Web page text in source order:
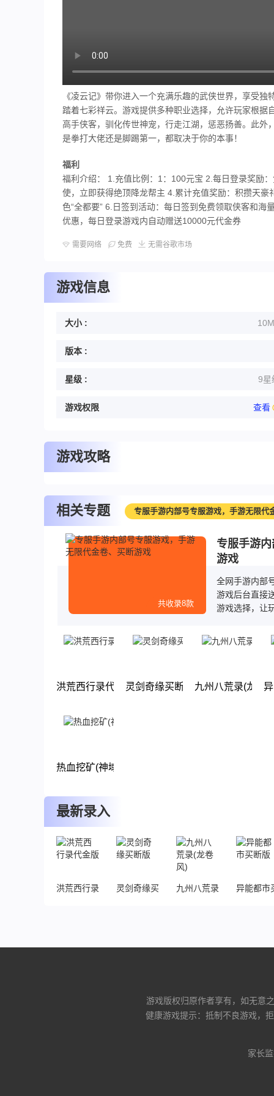
《凌云记》带你进入一个充满乐趣的武侠世界，享受
踏着七彩祥云。游戏提供多种职业选择，允许玩家根
高手侠客，驯化传世神宠，行走江湖，惩恶扬善。此
是拳打大佬还是脚踢第一，都取决于你的本事！
福利
福利介绍： 1.充值比例：1：100元宝 2.每日登录奖励
使，立即获得绝顶降龙帮主 4.累计充值奖励：积攒天
色“全都要” 6.日签到活动：每日签到免费领取侠客和
优惠，每日登录游戏内自动赠送10000元代金券
需要网络 免费 无需谷歌市场
游戏信息
大小 :
版本 :
星级 : 9星
游戏权限 查看
游戏攻略
相关专题 专服手游内部号专服游戏，手游无限代
共收录8款
专服手游
游戏
全网手游内部
游戏后台直接
游戏选择，让
洪荒西行录代金版
下载
灵剑奇缘买断版 九州八荒录(龙卷
热血挖矿(神域苍穹)
最新录入
洪荒西行录代金版灵剑奇缘买断版 九州八荒录(龙卷风)异能都市
游戏版权归原作者享有，如无意
健康游戏提示：抵制不良游戏，
家长